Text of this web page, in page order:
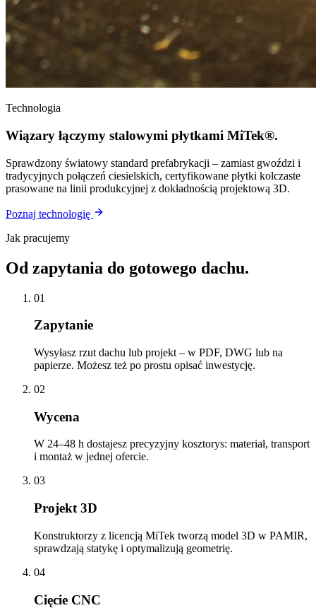
Technologia
Wiązary łączymy stalowymi płytkami MiTek®.
Sprawdzony światowy standard prefabrykacji – zamiast gwoździ i
tradycyjnych połączeń ciesielskich, certyfikowane płytki kolczaste
prasowane na linii produkcyjnej z dokładnością projektową 3D.
Poznaj technologię
Jak pracujemy
Od zapytania do gotowego dachu.
01
Zapytanie
Wysyłasz rzut dachu lub projekt – w PDF, DWG lub na
papierze. Możesz też po prostu opisać inwestycję.
02
Wycena
W 24–48 h dostajesz precyzyjny kosztorys: materiał, transport
i montaż w jednej ofercie.
03
Projekt 3D
Konstruktorzy z licencją MiTek tworzą model 3D w PAMIR,
sprawdzają statykę i optymalizują geometrię.
04
Cięcie CNC